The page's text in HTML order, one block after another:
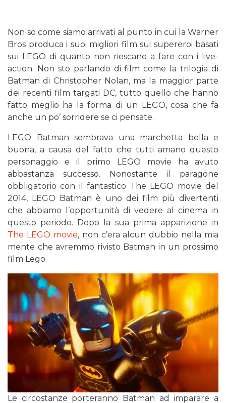
Non so come siamo arrivati ​​al punto in cui la Warner
Bros produca i suoi migliori film sui supereroi basati
sui LEGO di quanto non riescano a fare con i live-
action. Non sto parlando di film come la trilogia di
Batman di Christopher Nolan, ma la maggior parte
dei recenti film targati DC, tutto quello che hanno
fatto meglio ha la forma di un LEGO, cosa che fa
anche un po’ sorridere se ci pensate.
LEGO Batman sembrava una marchetta bella e
buona, a causa del fatto che tutti amano questo
personaggio e il primo LEGO movie ha avuto
abbastanza successo. Nonostante il paragone
obbligatorio con il fantastico The LEGO movie del
2014, LEGO Batman è uno dei film più divertenti
che abbiamo l’opportunità di vedere al cinema in
questo periodo. Dopo la sua prima apparizione in
The LEGO movie, non c’era alcun dubbio nella mia
mente che avremmo rivisto Batman in un prossimo
film Lego.
Le circostanze porteranno Batman ad imparare a